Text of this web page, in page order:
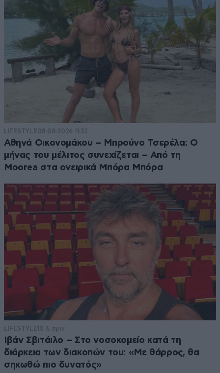
LIFESTYLE08·08·2026 11:32
Αθηνά Οικονομάκου – Μπρούνο Τσερέλα: Ο
μήνας του μέλιτος συνεχίζεται – Από τη
Moorea στα ονειρικά Μπόρα Μπόρα
LIFESTYLE10 λ. πριν
Ιβάν Σβιτάιλο – Στο νοσοκομείο κατά τη
διάρκεια των διακοπών του: «Με θάρρος, θα
σηκωθώ πιο δυνατός»